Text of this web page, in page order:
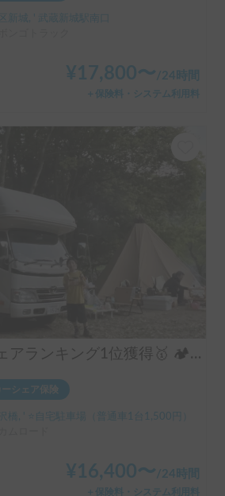
新城, ' 武蔵新城駅南口
¥ 17,800〜 /24時間
＋保険料・システム利用料
2年連続全国シェアランキング1位獲得🥇 🏕️フル装備のキャンピングカーで快適な家族旅行をお楽しみ下さい😆
ーシェア保険
橋, ' ⭐️自宅駐車場（普通車1台1,500円）
¥ 16,400〜 /24時間
＋保険料・システム利用料